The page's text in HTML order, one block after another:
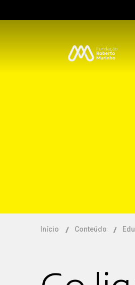
Início Conteúdo